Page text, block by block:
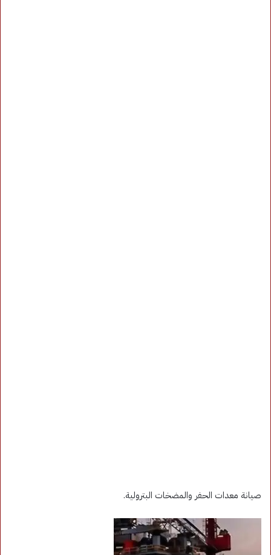
صيانة معدات الحفر والمضخات البترولية.